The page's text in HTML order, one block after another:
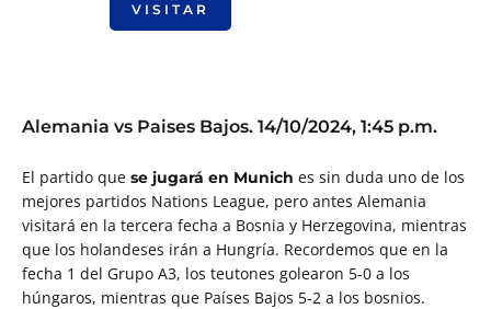
VISITAR
Alemania vs Paises Bajos. 14/10/2024, 1:45 p.m.
El partido que se jugará en Munich es sin duda uno de los
mejores partidos Nations League, pero antes Alemania
visitará en la tercera fecha a Bosnia y Herzegovina, mientras
que los holandeses irán a Hungría. Recordemos que en la
fecha 1 del Grupo A3, los teutones golearon 5-0 a los
húngaros, mientras que Países Bajos 5-2 a los bosnios.